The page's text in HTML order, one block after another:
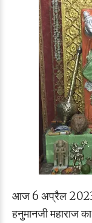
आज 6 अप्रैल 2023
हनुमानजी महाराज